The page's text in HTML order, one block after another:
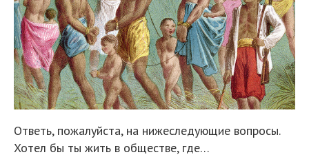
Ответь, пожалуйста, на нижеследующие вопросы.
Хотел бы ты жить в обществе, где…